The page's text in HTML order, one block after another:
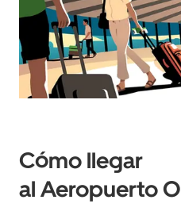
calendario
y
selecciona
una
fecha.
Presiona
la
el
calendario.
Cómo llegar
al Aeropuerto